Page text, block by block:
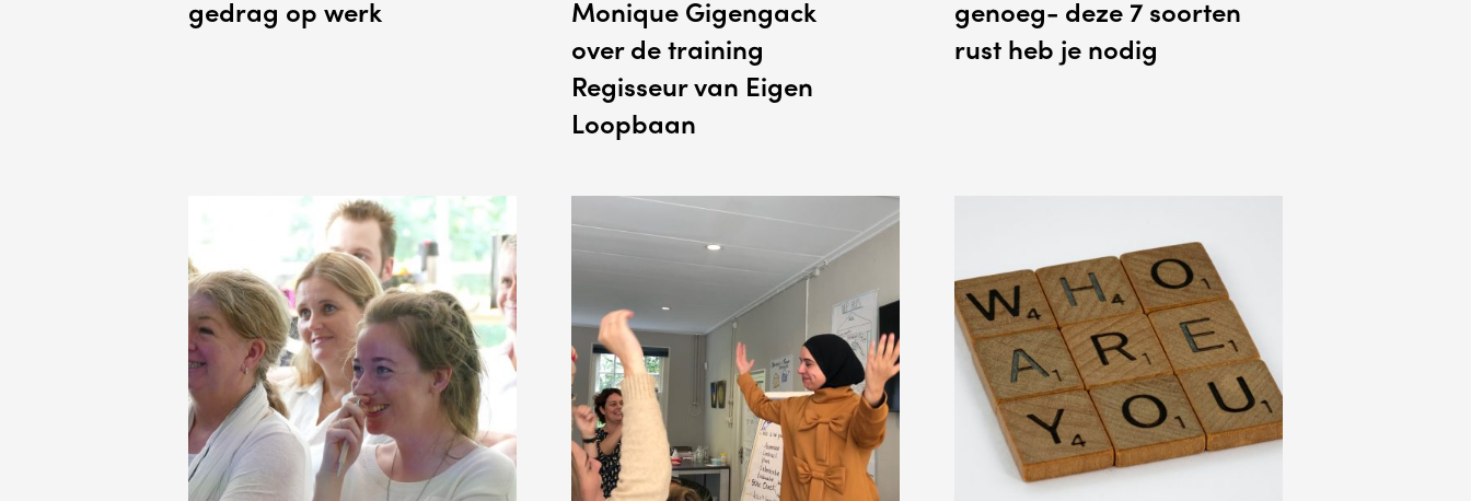
gedrag op werk
Monique Gigengack
over de training
Regisseur van Eigen
Loopbaan
genoeg- deze 7 soorten
rust heb je nodig